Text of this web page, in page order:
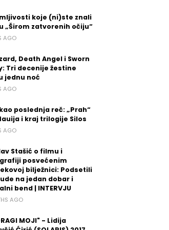
koje (ni)ste znali
„Širom zatvorenih očiju“
AGO
Death Angel i Sworn
Tri decenije žestine
jednu noć
AGO
poslednja reč: „Prah“
i kraj trilogije Silos
AGO
Stašić o filmu i
posvećenim
bilježnici: Podsetili
na jedan dobar i
bend | INTERVJU
AGO
MOJI" - Lidija